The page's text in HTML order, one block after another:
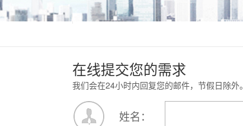
在线提交您的需求
我们会在24小时内回复您的邮件，节假日除外。
姓名：